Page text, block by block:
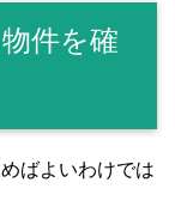
件を確
ばよいわけでは